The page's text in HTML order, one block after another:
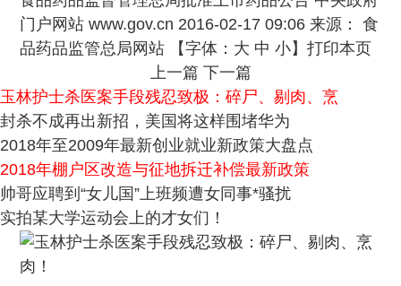
门户网站 www.gov.cn 2016-02-17 09:06 来源： 食
品药品监管总局网站 【字体：大 中 小】打印本页
上一篇 下一篇
玉林护士杀医案手段残忍致极：碎尸、剔肉、烹
封杀不成再出新招，美国将这样围堵华为
2018年至2009年最新创业就业新政策大盘点
2018年棚户区改造与征地拆迁补偿最新政策
帅哥应聘到“女儿国”上班频遭女同事*骚扰
实拍某大学运动会上的才女们！